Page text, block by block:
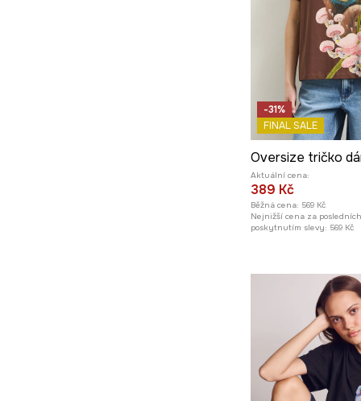
-31%
FINAL SALE
Aktuální cena:
389 Kč
Běžná cena: 569 Kč
Nejnižší cena za
poskytnutím slevy: 569 Kč